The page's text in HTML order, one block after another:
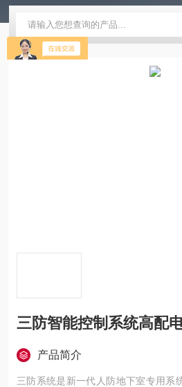
三防智能控制系统高配
产品简介
三防系统是新一代人防地下室专用系